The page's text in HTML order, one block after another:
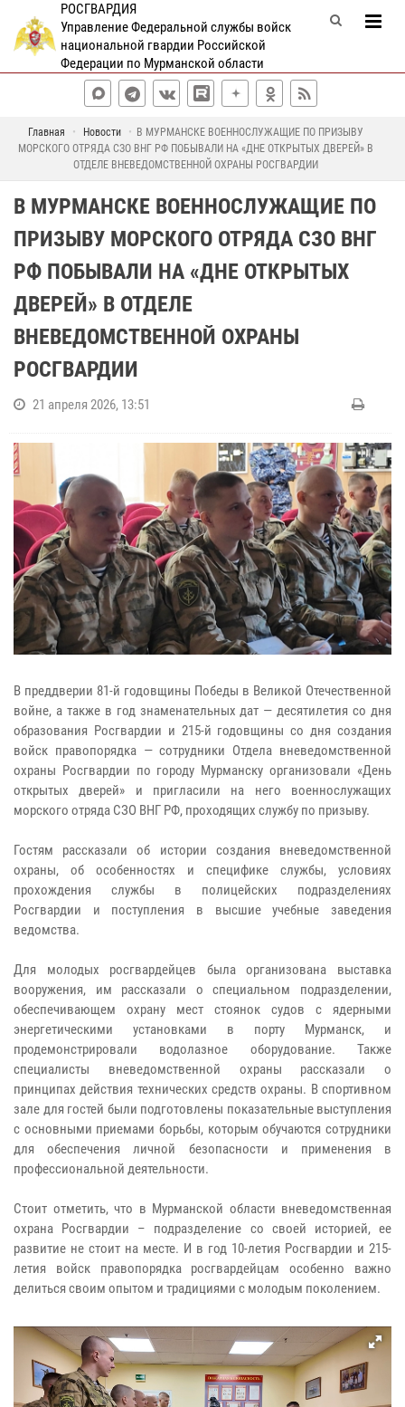
РОСГВАРДИЯ
Управление Федеральной службы войск
национальной гвардии Российской
Федерации по Мурманской области
Главная Новости
В МУРМАНСКЕ ВОЕННОСЛУЖАЩИЕ ПО ПРИЗЫВУ
МОРСКОГО ОТРЯДА СЗО ВНГ РФ ПОБЫВАЛИ НА «ДНЕ ОТКРЫТЫХ ДВЕРЕЙ» В
ОТДЕЛЕ ВНЕВЕДОМСТВЕННОЙ ОХРАНЫ РОСГВАРДИИ
В МУРМАНСКЕ ВОЕННОСЛУЖАЩИЕ ПО
ПРИЗЫВУ МОРСКОГО ОТРЯДА СЗО ВНГ
РФ ПОБЫВАЛИ НА «ДНЕ ОТКРЫТЫХ
ДВЕРЕЙ» В ОТДЕЛЕ
ВНЕВЕДОМСТВЕННОЙ ОХРАНЫ
РОСГВАРДИИ
21 апреля 2026, 13:51
В преддверии 81-й годовщины Победы в Великой Отечественной
войне, а также в год знаменательных дат — десятилетия со дня
образования Росгвардии и 215-й годовщины со дня создания
войск правопорядка — сотрудники Отдела вневедомственной
охраны Росгвардии по городу Мурманску организовали «День
открытых дверей» и пригласили на него военнослужащих
морского отряда СЗО ВНГ РФ, проходящих службу по призыву.
Гостям рассказали об истории создания вневедомственной
охраны, об особенностях и специфике службы, условиях
прохождения службы в полицейских подразделениях
Росгвардии и поступления в высшие учебные заведения
ведомства.
Для молодых росгвардейцев была организована выставка
вооружения, им рассказали о специальном подразделении,
обеспечивающем охрану мест стоянок судов с ядерными
энергетическими установками в порту Мурманск, и
продемонстрировали водолазное оборудование. Также
специалисты вневедомственной охраны рассказали о
принципах действия технических средств охраны. В спортивном
зале для гостей были подготовлены показательные выступления
с основными приемами борьбы, которым обучаются сотрудники
для обеспечения личной безопасности и применения в
профессиональной деятельности.
Стоит отметить, что в Мурманской области вневедомственная
охрана Росгвардии – подразделение со своей историей, ее
развитие не стоит на месте. И в год 10-летия Росгвардии и 215-
летия войск правопорядка росгвардейцам особенно важно
делиться своим опытом и традициями с молодым поколением.